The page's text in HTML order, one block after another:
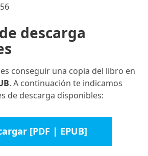
descarga
conseguir una copia del libro en
. A continuación te indicamos
de descarga disponibles:
[PDF | EPUB]